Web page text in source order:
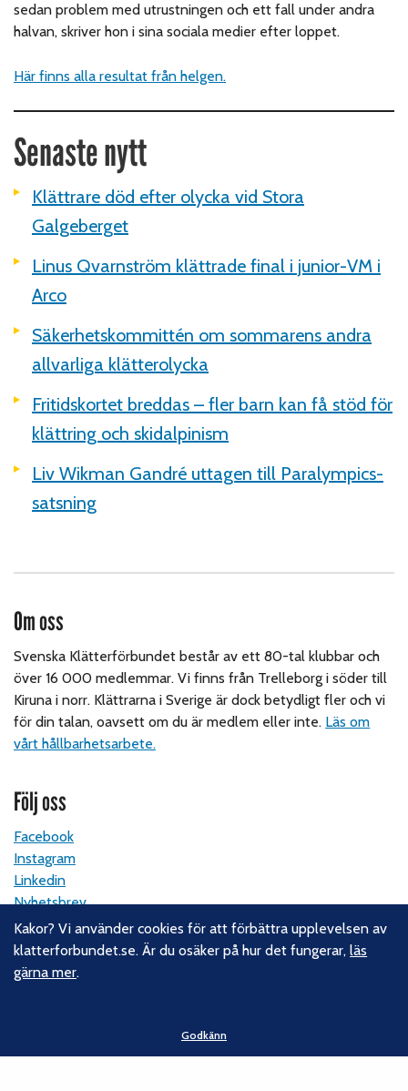
sedan problem med utrustningen och ett fall under andra
halvan, skriver hon i sina sociala medier efter loppet.
Här finns alla resultat från helgen.
Senaste nytt
Klättrare död efter olycka vid Stora
Galgeberget
Linus Qvarnström klättrade final i junior-VM i
Arco
Säkerhetskommittén om sommarens andra
allvarliga klätterolycka
Fritidskortet breddas – fler barn kan få stöd för
klättring och skidalpinism
Liv Wikman Gandré uttagen till Paralympics-
satsning
Om oss
Svenska Klätterförbundet består av ett 80-tal klubbar och
över 16 000 medlemmar. Vi finns från Trelleborg i söder till
Kiruna i norr. Klättrarna i Sverige är dock betydligt fler och vi
för din talan, oavsett om du är medlem eller inte. Läs om
vårt hållbarhetsarbete.
Följ oss
Facebook
Instagram
Linkedin
Nyhetsbrev
Kontakt
Kakor? Vi använder cookies för att förbättra upplevelsen av
klatterforbundet.se. Är du osäker på hur det fungerar,läs
gärna mer.
Godkänn